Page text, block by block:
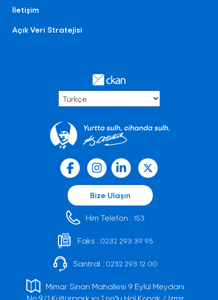
İletişim
Açık Veri Stratejisi
Bize Ulaşın
Him Telefon : 153
Faks : 0232 293 39 95
Santral : 0232 293 12 00
Mimar Sinan Mahallesi 9 Eylül Meydanı
No:9/1 Kültürpark içi 1 no'lu Hol Konak / İzmir